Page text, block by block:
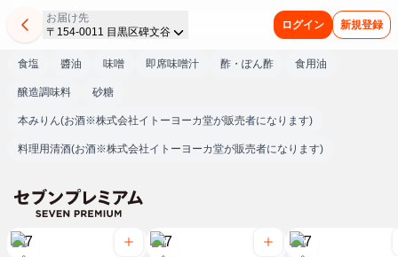
お届け先
〒154-0011 目黒区碑文谷
ログイン 新規登録
食塩 醬油 味噌 即席味噌汁 酢・ぽん酢 食用油
醸造調味料 砂糖
本みりん(お酒※株式会社イトーヨーカ堂が販売者になります)
料理用清酒(お酒※株式会社イトーヨーカ堂が販売者になります)